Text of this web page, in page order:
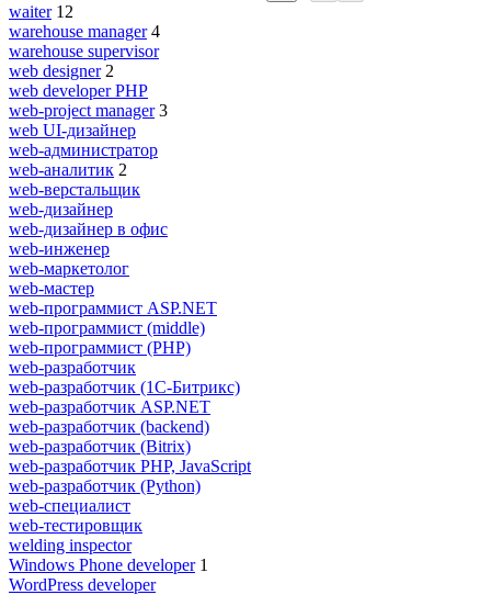
waiter 12
warehouse manager 4
warehouse supervisor
web designer 2
web developer PHP
web-project manager 3
web UI-дизайнер
web-администратор
web-аналитик 2
web-верстальщик
web-дизайнер
web-дизайнер в офис
web-инженер
web-маркетолог
web-мастер
web-программист ASP.NET
web-программист (middle)
web-программист (PHP)
web-разработчик
web-разработчик (1С-Битрикс)
web-разработчик ASP.NET
web-разработчик (backend)
web-разработчик (Bitrix)
web-разработчик PHP, JavaScript
web-разработчик (Python)
web-специалист
web-тестировщик
welding inspector
Windows Phone developer 1
WordPress developer